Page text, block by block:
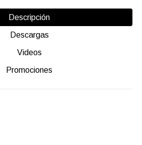
Descripción
Descargas
Videos
Promociones